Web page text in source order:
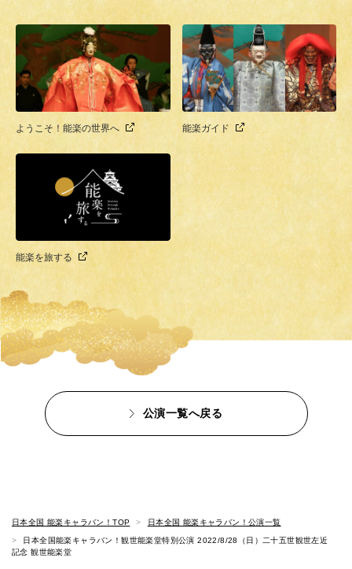
ようこそ！能楽の世界へ 能楽ガイド
能楽を旅する
公演一覧へ戻る
日本全国 能楽キャラバン！TOP 日本全国 能楽キャラバン！公演一覧
日本全国能楽キャラバン！観世能楽堂特別公演 2022/8/28（日）二十五世観世左近
記念 観世能楽堂